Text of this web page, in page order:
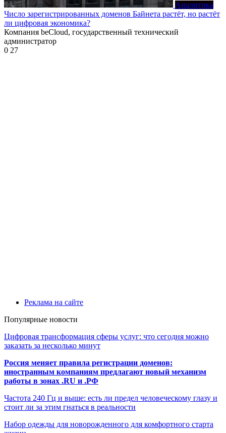
Аналитика
Число зарегистрированных доменов Байнета растёт, но растёт
ли цифровая экономика?
Компания beCloud, государственный технический
администратор
0 27
Реклама на сайте
Популярные новости
Цифровая трансформация сферы услуг: что сегодня можно
заказать за несколько минут
Россия меняет правила регистрации доменов:
иностранным компаниям предлагают новый механизм
работы в зонах .RU и .РФ
Частота 240 Гц и выше: есть ли предел человеческому глазу и
стоит ли за этим гнаться в реальности
Набор одежды для новорожденного для комфортного старта